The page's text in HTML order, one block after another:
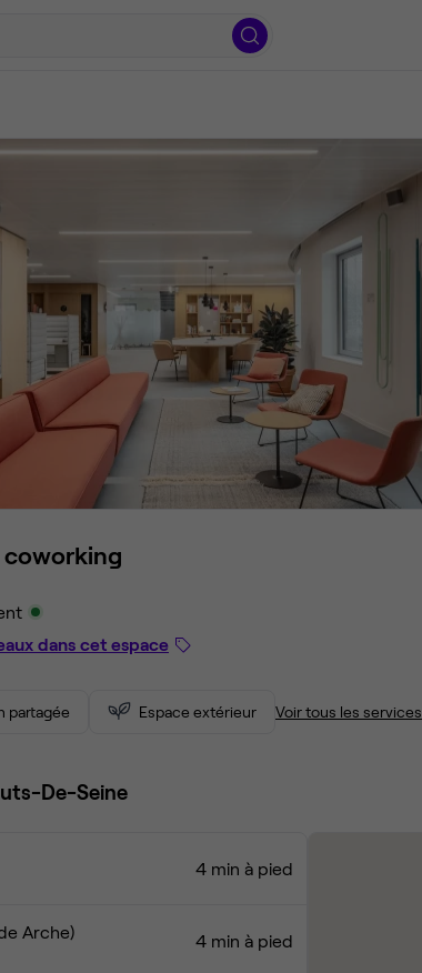
coworking
dans cet espace
partagée Espace extérieur Voir tous les services
De-Seine
4 min à pied
Arche) 4 min à pied